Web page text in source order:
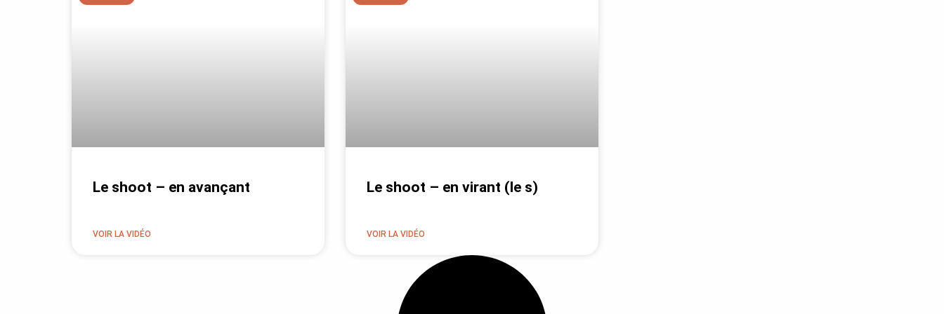
Le shoot – en avançant
VOIR LA VIDÉO
Le shoot – en virant (le s)
VOIR LA VIDÉO